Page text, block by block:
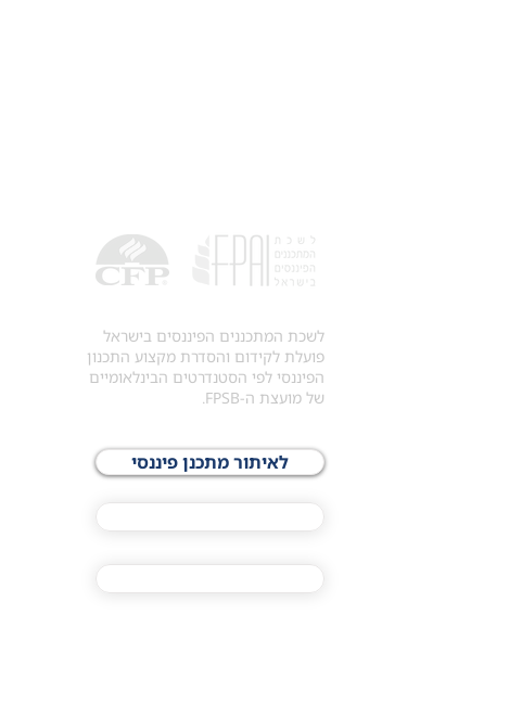
לשכת המתכננים הפיננסים בישראל
פועלת לקידום והסדרת מקצוע התכנון
הפיננסי לפי הסטנדרטים הבינלאומיים
של מועצת ה-FPSB.
לאיתור מתכנן פיננסי